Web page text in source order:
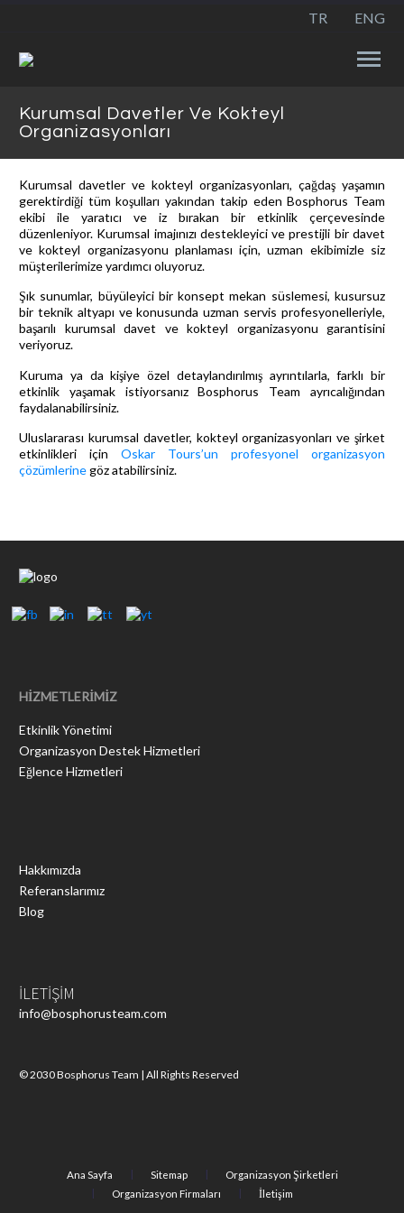
TR ENG
Kurumsal Davetler Ve Kokteyl
Organizasyonları
Kurumsal davetler ve kokteyl organizasyonları, çağdaş yaşamın
gerektirdiği tüm koşulları yakından takip eden Bosphorus Team
ekibi ile yaratıcı ve iz bırakan bir etkinlik çerçevesinde
düzenleniyor. Kurumsal imajınızı destekleyici ve prestijli bir davet
ve kokteyl organizasyonu planlaması için, uzman ekibimizle siz
müşterilerimize yardımcı oluyoruz.
Şık sunumlar, büyüleyici bir konsept mekan süslemesi, kusursuz
bir teknik altyapı ve konusunda uzman servis profesyonelleriyle,
başarılı kurumsal davet ve kokteyl organizasyonu garantisini
veriyoruz.
Kuruma ya da kişiye özel detaylandırılmış ayrıntılarla, farklı bir
etkinlik yaşamak istiyorsanız Bosphorus Team ayrıcalığından
faydalanabilirsiniz.
Uluslararası kurumsal davetler, kokteyl organizasyonları ve şirket
etkinlikleri için Oskar Tours’un profesyonel organizasyon
çözümlerinegöz atabilirsiniz.
HİZMETLERİMİZ
Etkinlik Yönetimi
Organizasyon Destek Hizmetleri
Eğlence Hizmetleri
Hakkımızda
Referanslarımız
Blog
İLETİŞİM
info@bosphorusteam.com
© 2030 Bosphorus Team | All Rights Reserved
Ana Sayfa Sitemap
Organizasyon Şirketleri
Organizasyon Firmaları
İletişim